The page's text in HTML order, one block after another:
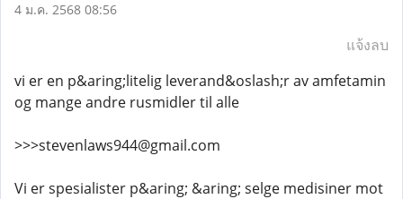
4 ม.ค. 2568 08:56
แจ้งลบ
vi er en p&aring;litelig leverand&oslash;r av amfetamin
og mange andre rusmidler til alle
>>>stevenlaws944@gmail.com
Vi er spesialister p&aring; &aring; selge medisiner mot